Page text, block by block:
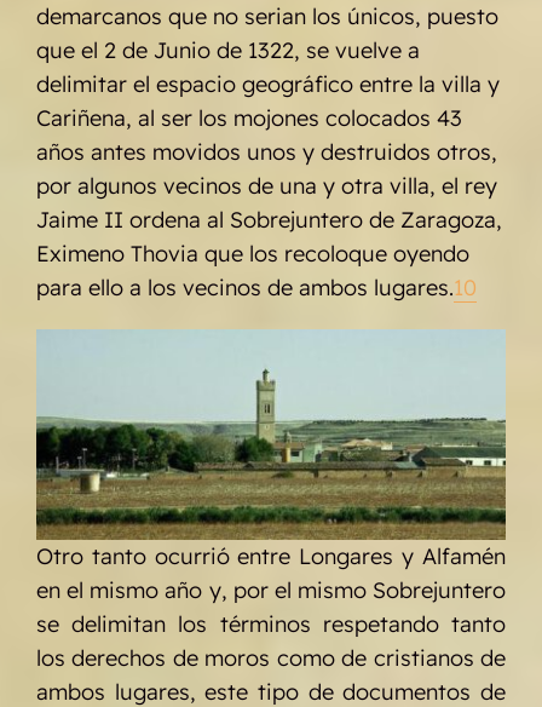
demarcanos que no serian los únicos, puesto
que el 2 de Junio de 1322, se vuelve a
delimitar el espacio geográfico entre la villa y
Cariñena, al ser los mojones colocados 43
años antes movidos unos y destruidos otros,
por algunos vecinos de una y otra villa, el rey
Jaime II ordena al Sobrejuntero de Zaragoza,
Eximeno Thovia que los recoloque oyendo
para ello a los vecinos de ambos lugares.10
Otro tanto ocurrió entre Longares y Alfamén
en el mismo año y, por el mismo Sobrejuntero
se delimitan los términos respetando tanto
los derechos de moros como de cristianos de
ambos lugares, este tipo de documentos de